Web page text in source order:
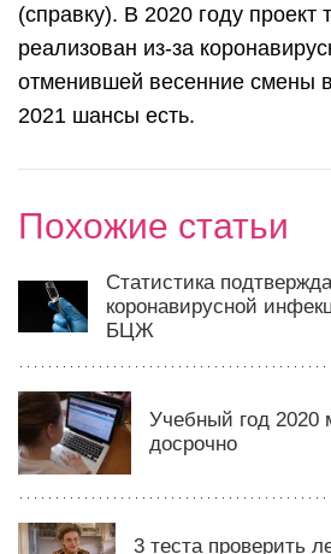
(справку). В 2020 году проект
реализован из-за
отменившей весенние смены
2021 шансы есть.
Похожие статьи
Статистика
коронавирусной
БЦЖ
Учебный год 2020
досрочно
3 теста проверить